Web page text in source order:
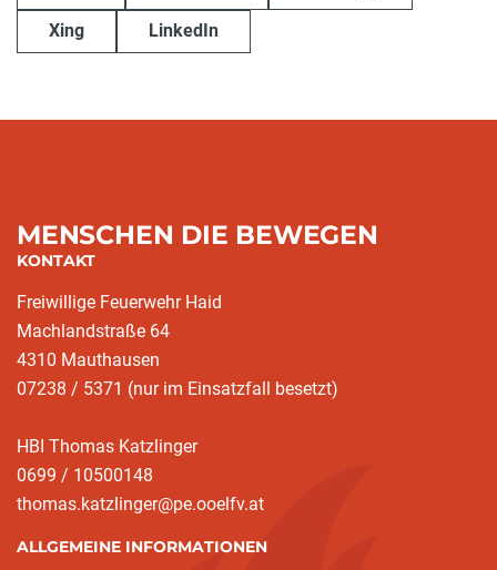
Xing LinkedIn
MENSCHEN DIE BEWEGEN
KONTAKT
Freiwillige Feuerwehr Haid
Machlandstraße 64
4310 Mauthausen
07238 / 5371 (nur im Einsatzfall besetzt)
HBI Thomas Katzlinger
0699 / 10500148
thomas.katzlinger@pe.ooelfv.at
ALLGEMEINE INFORMATIONEN